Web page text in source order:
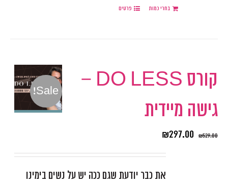
בחרי כמות פרטים
Sale!
קורס DO LESS –
גישה מיידית
₪529.00
₪297.00
את כבר יודעת שגם ככה יש על נשים בימינו